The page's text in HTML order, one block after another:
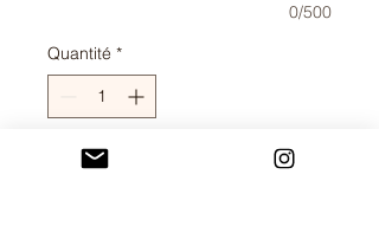
0/500
Quantité *